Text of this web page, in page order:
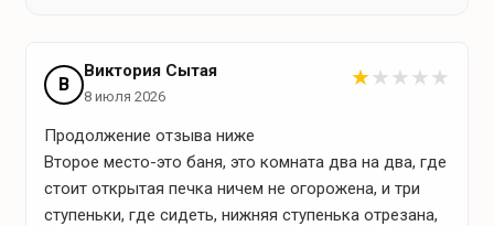
Магазин в г.Гродно (8 км)
Что для отдыха?
В
Виктория Сытая
8 июля 2026
★★★★★
Продолжение отзыва ниже
Второе место-это баня, это комната два на два, где
стоит открытая печка ничем не огорожена, и три
ступеньки, где сидеть, нижняя ступенька отрезана,